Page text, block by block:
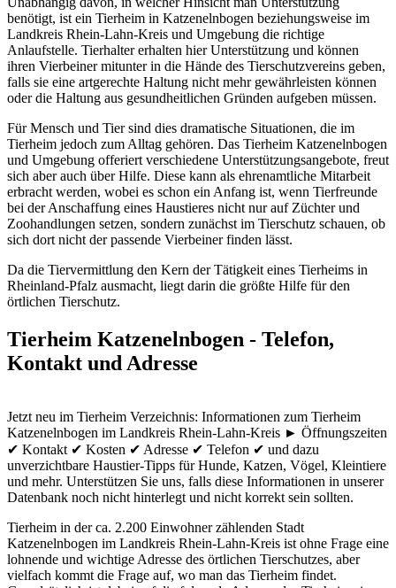
benötigt, ist ein Tierheim in Katzenelnbogen beziehungsweise im
Landkreis Rhein-Lahn-Kreis und Umgebung die richtige
Anlaufstelle. Tierhalter erhalten hier Unterstützung und können
ihren Vierbeiner mitunter in die Hände des Tierschutzvereins geben,
falls sie eine artgerechte Haltung nicht mehr gewährleisten können
oder die Haltung aus gesundheitlichen Gründen aufgeben müssen.
Für Mensch und Tier sind dies dramatische Situationen, die im
Tierheim jedoch zum Alltag gehören. Das Tierheim Katzenelnbogen
und Umgebung offeriert verschiedene Unterstützungsangebote, freut
sich aber auch über Hilfe. Diese kann als ehrenamtliche Mitarbeit
erbracht werden, wobei es schon ein Anfang ist, wenn Tierfreunde
bei der Anschaffung eines Haustieres nicht nur auf Züchter und
Zoohandlungen setzen, sondern zunächst im Tierschutz schauen, ob
sich dort nicht der passende Vierbeiner finden lässt.
Da die Tiervermittlung den Kern der Tätigkeit eines Tierheims in
Rheinland-Pfalz ausmacht, liegt darin die größte Hilfe für den
örtlichen Tierschutz.
Tierheim Katzenelnbogen - Telefon,
Kontakt und Adresse
Jetzt neu im Tierheim Verzeichnis: Informationen zum Tierheim
Katzenelnbogen im Landkreis Rhein-Lahn-Kreis ► Öffnungszeiten
✔ Kontakt ✔ Kosten ✔ Adresse ✔ Telefon ✔ und dazu
unverzichtbare Haustier-Tipps für Hunde, Katzen, Vögel, Kleintiere
und mehr. Unterstützen Sie uns, falls diese Informationen in unserer
Datenbank noch nicht hinterlegt und nicht korrekt sein sollten.
Tierheim in der ca. 2.200 Einwohner zählenden Stadt
Katzenelnbogen im Landkreis Rhein-Lahn-Kreis ist ohne Frage eine
lohnende und wichtige Adresse des örtlichen Tierschutzes, aber
vielfach kommt die Frage auf, wo man das Tierheim findet.